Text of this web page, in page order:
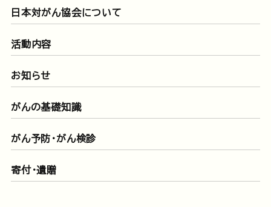
日本対がん協会について
活動内容
お知らせ
がんの基礎知識
がん予防・がん検診
寄付・遺贈